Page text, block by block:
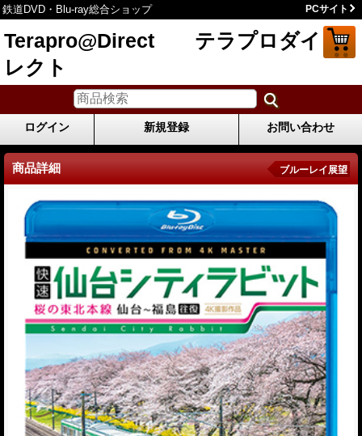
鉄道DVD・Blu-ray総合ショップ PCサイト
Terapro@Direct テラプロダイ
レクト
ログイン 新規登録 お問い合わせ
商品詳細 ブルーレイ展望